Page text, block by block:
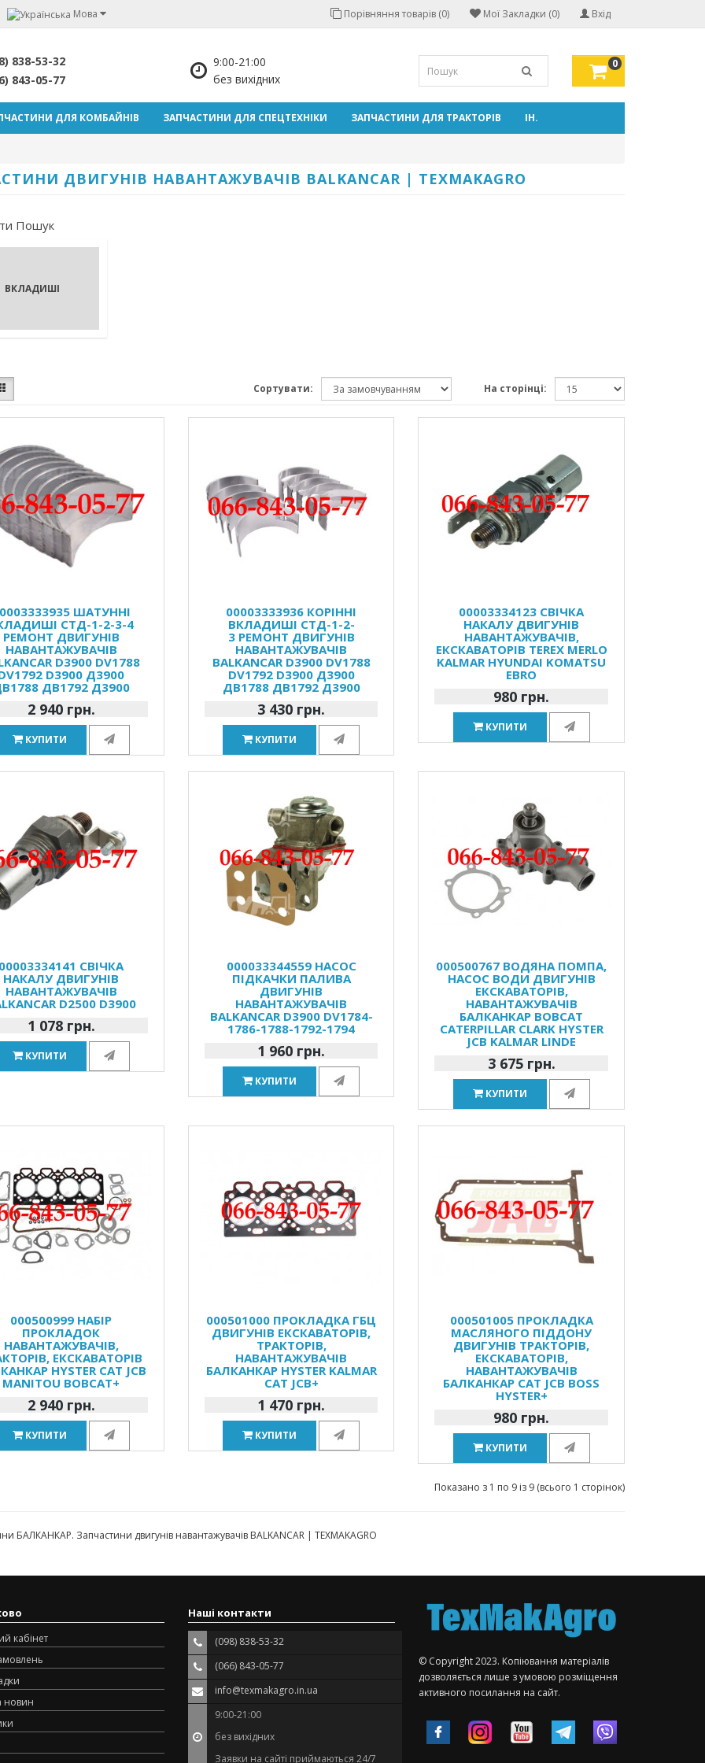
Мова Вхід
Мої Закладки (0)
Порівняння товарів (0)
838-53-32
843-05-77
9:00-21:00
без вихідних
0
ДЛЯ КОМБАЙНІВ ЗАПЧАСТИНИ ДЛЯ СПЕЦТЕХНІКИ ЗАПЧАСТИНИ ДЛЯ ТРАКТОРІВ ІН.
ДВИГУНІВ НАВАНТАЖУВАЧІВ BALKANCAR | TEXMAKAGRO
Пошук
ВКЛАДИШІ
Сортувати: На сторінці:
ШАТУННІ
СТД-1-2-3-4
РЕМОНТ ДВИГУНІВ
НАВАНТАЖУВАЧІВ
D3900 DV1788
D3900 Д3900
ДВ1792 Д3900
2 940 грн.
КУПИТИ
00003333936 КОРІННІ
ВКЛАДИШІ СТД-1-2-
3 РЕМОНТ ДВИГУНІВ
НАВАНТАЖУВАЧІВ
BALKANCAR D3900 DV1788
DV1792 D3900 Д3900
ДВ1788 ДВ1792 Д3900
3 430 грн.
КУПИТИ
00003334123 СВІЧКА
НАКАЛУ ДВИГУНІВ
НАВАНТАЖУВАЧІВ,
ЕКСКАВАТОРІВ TEREX MERLO
KALMAR HYUNDAI KOMATSU
EBRO
980 грн.
КУПИТИ
СВІЧКА
НАКАЛУ ДВИГУНІВ
НАВАНТАЖУВАЧІВ
D2500 D3900
1 078 грн.
КУПИТИ
000033344559 НАСОС
ПІДКАЧКИ ПАЛИВА
ДВИГУНІВ
НАВАНТАЖУВАЧІВ
BALKANCAR D3900 DV1784-
1786-1788-1792-1794
1 960 грн.
КУПИТИ
000500767 ВОДЯНА ПОМПА,
НАСОС ВОДИ ДВИГУНІВ
ЕКСКАВАТОРІВ,
НАВАНТАЖУВАЧІВ
БАЛКАНКАР BOBCAT
CATERPILLAR CLARK HYSTER
JCB KALMAR LINDE
3 675 грн.
КУПИТИ
000500999 НАБІР
ПРОКЛАДОК
НАВАНТАЖУВАЧІВ,
ЕКСКАВАТОРІВ
HYSTER CAT JCB
MANITOU BOBCAT+
2 940 грн.
КУПИТИ
000501000 ПРОКЛАДКА ГБЦ
ДВИГУНІВ ЕКСКАВАТОРІВ,
ТРАКТОРІВ,
НАВАНТАЖУВАЧІВ
БАЛКАНКАР HYSTER KALMAR
CAT JCB+
1 470 грн.
КУПИТИ
000501005 ПРОКЛАДКА
МАСЛЯНОГО ПІДДОНУ
ДВИГУНІВ ТРАКТОРІВ,
ЕКСКАВАТОРІВ,
НАВАНТАЖУВАЧІВ
БАЛКАНКАР CAT JCB BOSS
HYSTER+
980 грн.
КУПИТИ
Показано з 1 по 9 із 9 (всього 1 сторінок)
БАЛКАНКАР. Запчастини двигунів навантажувачів BALKANCAR | TEXMAKAGRO
кабінет
новин
Наші контакти
(098) 838-53-32
(066) 843-05-77
info@texmakagro.in.ua
9:00-21:00
без вихідних
Заявки на сайті приймаються 24/7
© Copyright 2023. Копіювання матеріалів
дозволяється лише з умовою розміщення
активного посилання на сайт.